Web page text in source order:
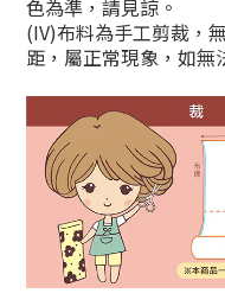
色為準，請見諒。
(IV)布料為手工剪裁，
距，屬正常現象，如無